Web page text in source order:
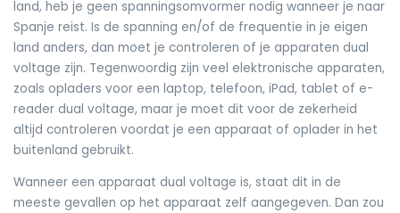
land, heb je geen spanningsomvormer nodig wanneer je naar
Spanje reist. Is de spanning en/of de frequentie in je eigen
land anders, dan moet je controleren of je apparaten dual
voltage zijn. Tegenwoordig zijn veel elektronische apparaten,
zoals opladers voor een laptop, telefoon, iPad, tablet of e-
reader dual voltage, maar je moet dit voor de zekerheid
altijd controleren voordat je een apparaat of oplader in het
buitenland gebruikt.
Wanneer een apparaat dual voltage is, staat dit in de
meeste gevallen op het apparaat zelf aangegeven. Dan zou